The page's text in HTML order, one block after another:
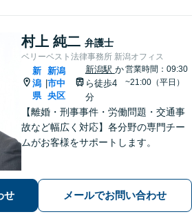
村上 純二 弁護士
ベリーベスト法律事務所 新潟オフィス
新
潟
県
|
新潟
市中
央区
新潟駅 か
ら徒歩4
分
営業時間：09:30
~21:00（平日）
【離婚・刑事事件・労働問題・交通事
故など幅広く対応】各分野の専門チー
ムがお客様をサポートします。
せ メールでお問い合わせ